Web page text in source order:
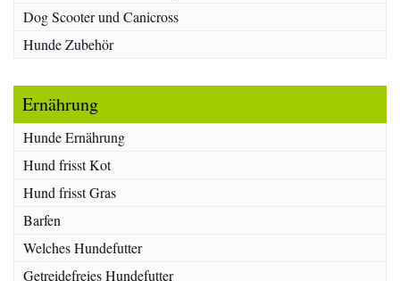
Dog Scooter und Canicross
Hunde Zubehör
Ernährung
Hunde Ernährung
Hund frisst Kot
Hund frisst Gras
Barfen
Welches Hundefutter
Getreidefreies Hundefutter